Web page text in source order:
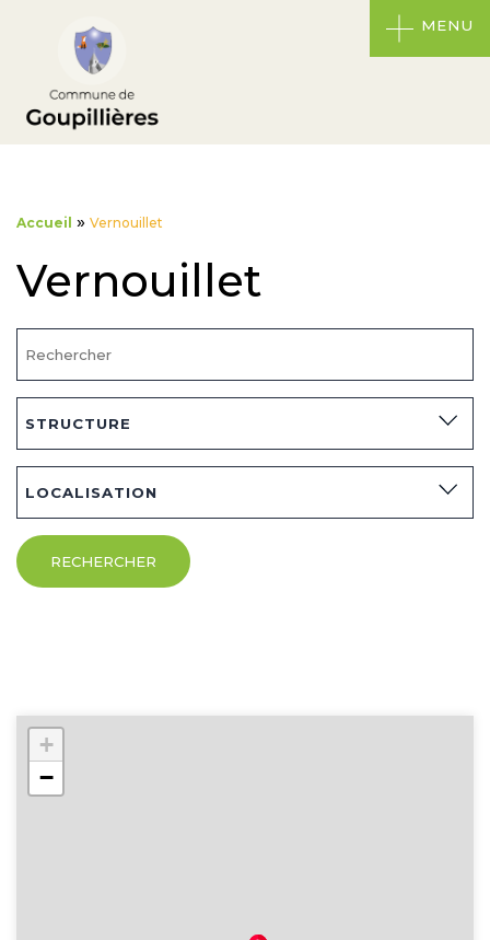
MENU
Accueil » Vernouillet
Vernouillet
STRUCTURE
LOCALISATION
RECHERCHER
+
−